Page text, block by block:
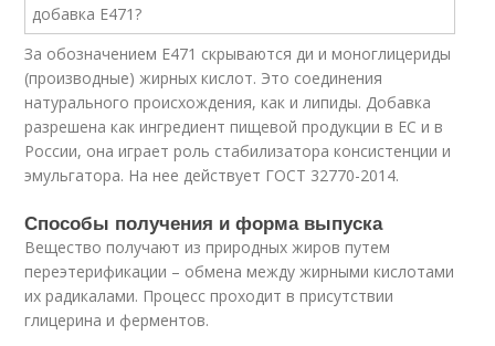
За обозначением Е471 скрываются ди и моноглицериды
(производные) жирных кислот. Это соединения
натурального происхождения, как и липиды. Добавка
разрешена как ингредиент пищевой продукции в ЕС и в
России, она играет роль стабилизатора консистенции и
эмульгатора. На нее действует ГОСТ 32770-2014.
Способы получения и форма выпуска
Вещество получают из природных жиров путем
переэтерификации – обмена между жирными кислотами
их радикалами. Процесс проходит в присутствии
глицерина и ферментов.